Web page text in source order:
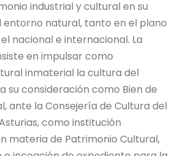
industrial y cultural en su
entorno natural, tanto en el plano
nacional e internacional. La
en impulsar como
inmaterial la cultura del
su consideración como Bien de
ante la Consejería de Cultura del
como institución
materia de Patrimonio Cultural,